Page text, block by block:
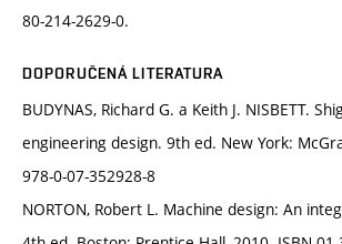
80-214-2629-0.
DOPORUČENÁ LITERATURA
BUDYNAS, Richard G. a Keith J. NISBETT.
engineering design. 9th ed. New York:
978-0-07-352928-8
NORTON, Robert L. Machine design: An